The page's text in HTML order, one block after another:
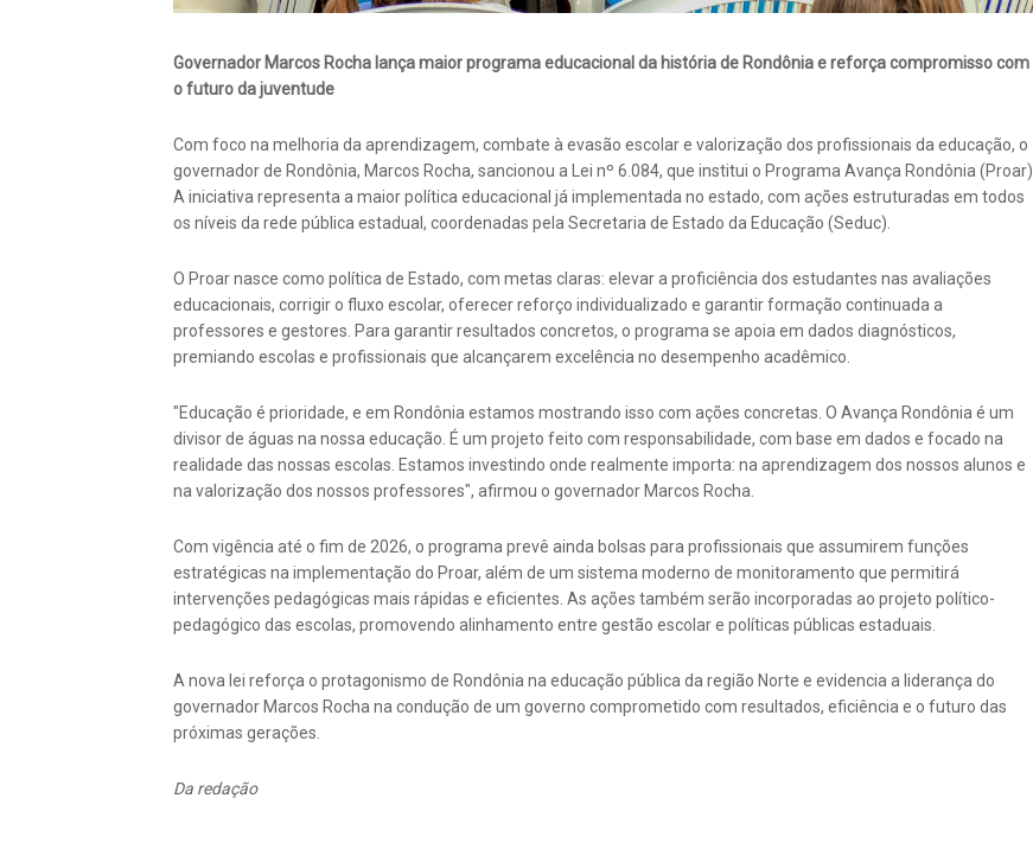
Governador Marcos Rocha lança maior programa educacional da história de Rondônia e reforça compromisso com
o futuro da juventude
Com foco na melhoria da aprendizagem, combate à evasão escolar e valorização dos profissionais da educação, o
governador de Rondônia, Marcos Rocha, sancionou a Lei nº 6.084, que institui o Programa Avança Rondônia (Proar).
A iniciativa representa a maior política educacional já implementada no estado, com ações estruturadas em todos
os níveis da rede pública estadual, coordenadas pela Secretaria de Estado da Educação (Seduc).
O Proar nasce como política de Estado, com metas claras: elevar a proficiência dos estudantes nas avaliações
educacionais, corrigir o fluxo escolar, oferecer reforço individualizado e garantir formação continuada a
professores e gestores. Para garantir resultados concretos, o programa se apoia em dados diagnósticos,
premiando escolas e profissionais que alcançarem excelência no desempenho acadêmico.
"Educação é prioridade, e em Rondônia estamos mostrando isso com ações concretas. O Avança Rondônia é um
divisor de águas na nossa educação. É um projeto feito com responsabilidade, com base em dados e focado na
realidade das nossas escolas. Estamos investindo onde realmente importa: na aprendizagem dos nossos alunos e
na valorização dos nossos professores", afirmou o governador Marcos Rocha.
Com vigência até o fim de 2026, o programa prevê ainda bolsas para profissionais que assumirem funções
estratégicas na implementação do Proar, além de um sistema moderno de monitoramento que permitirá
intervenções pedagógicas mais rápidas e eficientes. As ações também serão incorporadas ao projeto político-
pedagógico das escolas, promovendo alinhamento entre gestão escolar e políticas públicas estaduais.
A nova lei reforça o protagonismo de Rondônia na educação pública da região Norte e evidencia a liderança do
governador Marcos Rocha na condução de um governo comprometido com resultados, eficiência e o futuro das
próximas gerações.
Da redação